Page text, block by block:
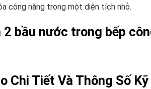
công năng trong một diện tích nhỏ.
Chi Tiết Và Thông Số